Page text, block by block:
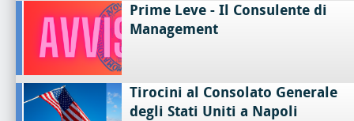
Prime Leve - Il Consulente di
Management
Tirocini al Consolato Generale
degli Stati Uniti a Napoli